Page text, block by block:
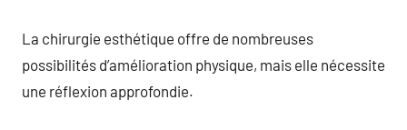
La chirurgie esthétique offre de nombreuses
possibilités d’amélioration physique, mais elle nécessite
une réflexion approfondie.